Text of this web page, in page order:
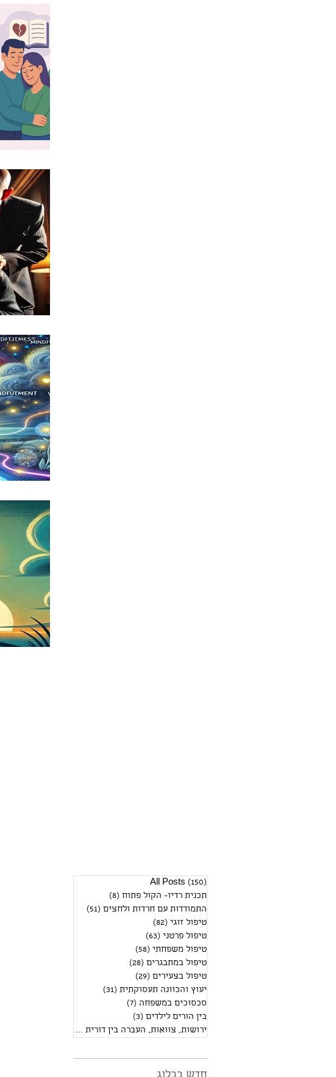
All Posts (150)
תכנית רדיו- הקול פתוח (8)
התמודדות עם חרדות ולחצים (51)
טיפול זוגי (82)
טיפול פרטני (63)
טיפול משפחתי (58)
טיפול במתבגרים (28)
טיפול בצעירים (29)
יעוץ והכוונה תעסוקתית (31)
סכסוכים במשפחה (7)
בין הורים לילדים (3)
ירושות, צוואות, העברה בין דורית (2)